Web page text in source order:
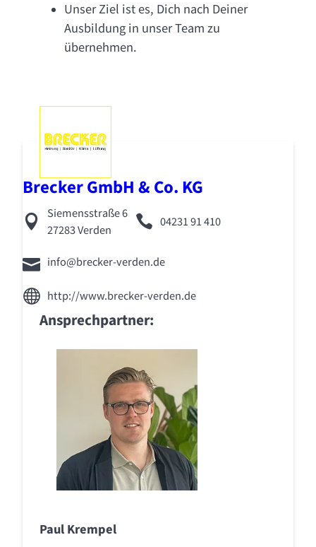
Unser Ziel ist es, Dich nach Deiner
Ausbildung in unser Team zu
übernehmen.
Brecker GmbH & Co. KG
Siemensstraße 6
27283 Verden
04231 91 410
info@brecker-verden.de
http://www.brecker-verden.de
Ansprechpartner:
Paul Krempel